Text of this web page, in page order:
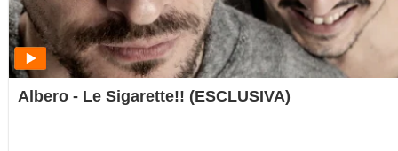
Albero - Le Sigarette!! (ESCLUSIVA)